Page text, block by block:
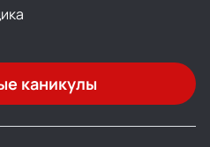
каникулы